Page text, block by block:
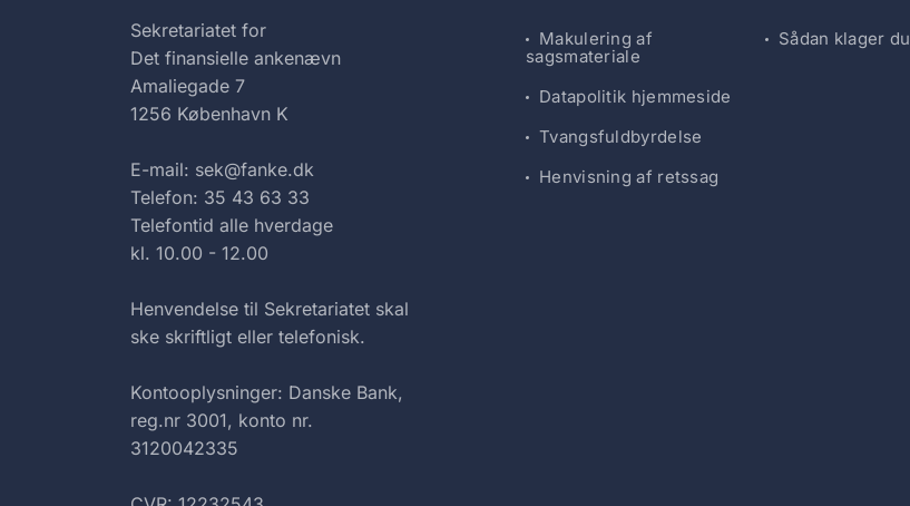
Sekretariatet for
Det finansielle ankenævn
Amaliegade 7
1256 København K
E-mail: sek@fanke.dk
Telefon: 35 43 63 33
Telefontid alle hverdage
kl. 10.00 - 12.00
Henvendelse til Sekretariatet skal
ske skriftligt eller telefonisk.
Kontooplysninger: Danske Bank,
reg.nr 3001, konto nr.
3120042335
Makulering af
sagsmateriale
Datapolitik hjemmeside
Tvangsfuldbyrdelse
Henvisning af retssag
Sådan klager du